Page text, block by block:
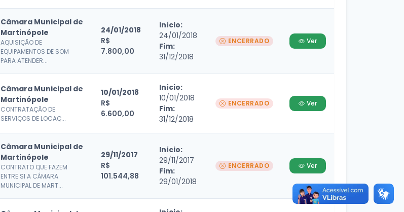
Câmara Municipal de
Martinópole
AQUISIÇÃO DE
EQUIPAMENTOS DE SOM
PARA ATENDER...
24/01/2018
R$
7.800,00
Início:
24/01/2018
Fim:
31/12/2018
ENCERRADO Ver
Câmara Municipal de
Martinópole
CONTRATAÇÃO DE
SERVIÇOS DE LOCAÇ...
10/01/2018
R$
6.600,00
Início:
10/01/2018
Fim:
31/12/2018
ENCERRADO Ver
Câmara Municipal de
Martinópole
CONTRATO QUE FAZEM
ENTRE SI A CÂMARA
MUNICIPAL DE MART...
29/11/2017
R$
101.544,88
Início:
29/11/2017
Fim:
29/01/2018
ENCERRADO Ver